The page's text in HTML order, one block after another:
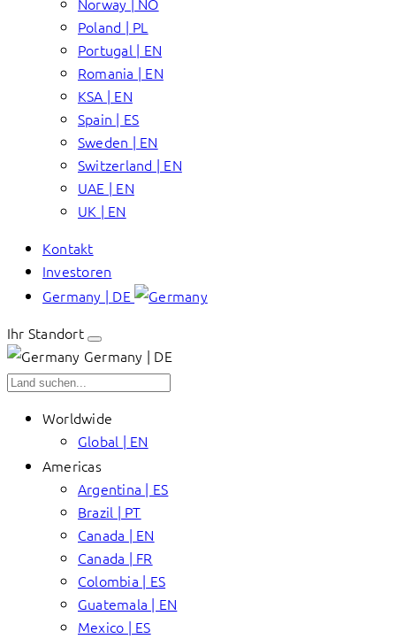
Poland | PL
Portugal | EN
Romania | EN
KSA | EN
Spain | ES
Sweden | EN
Switzerland | EN
UAE | EN
UK | EN
Kontakt
Investoren
Germany | DE
Ihr Standort
Germany | DE
Worldwide
Global | EN
Americas
Argentina | ES
Brazil | PT
Canada | EN
Canada | FR
Colombia | ES
Guatemala | EN
Mexico | ES